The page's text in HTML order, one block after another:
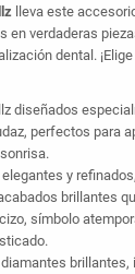
lleva este
en verdaderas
dental.
diseñados
perfectos para
elegantes y
brillantes
símbolo
brillantes,